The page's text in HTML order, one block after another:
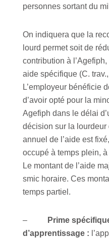
personnes sortant du
On indiquera que la
lourd permet soit de
contribution à
aide spécifique (C.
L’employeur bénéficie
d’avoir opté pour la
Agefiph dans le délai
décision sur la
annuel de l’aide est
occupé à temps plein,
Le montant de l’aide
smic horaire. Ces
temps partiel.
–
Prime
d’apprentissage :